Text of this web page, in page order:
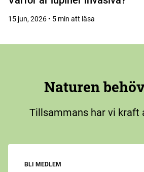
15 jun, 2026 • 5 min att läsa
Naturen
Tillsammans har vi kraft
BLI MEDLEM